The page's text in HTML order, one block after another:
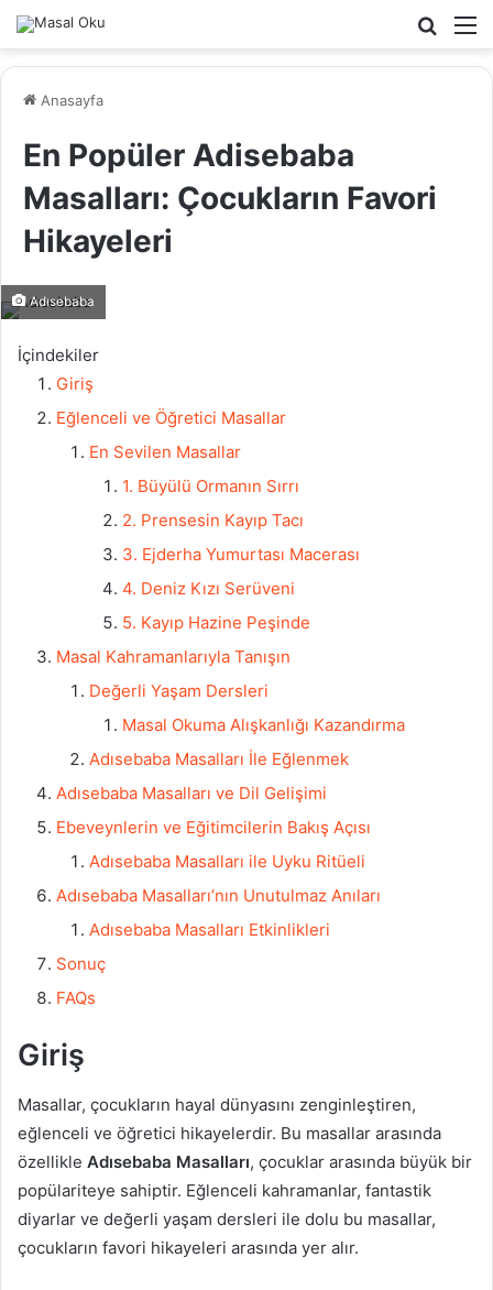
Arama
yap
Anasayfa
En Popüler Adisebaba
Masalları: Çocukların Favori
Hikayeleri
Adısebaba
İçindekiler
Giriş
Eğlenceli ve Öğretici Masallar
En Sevilen Masallar
1. Büyülü Ormanın Sırrı
2. Prensesin Kayıp Tacı
3. Ejderha Yumurtası Macerası
4. Deniz Kızı Serüveni
5. Kayıp Hazine Peşinde
Masal Kahramanlarıyla Tanışın
Değerli Yaşam Dersleri
Masal Okuma Alışkanlığı Kazandırma
Adısebaba Masalları İle Eğlenmek
Adısebaba Masalları ve Dil Gelişimi
Ebeveynlerin ve Eğitimcilerin Bakış Açısı
Adısebaba Masalları ile Uyku Ritüeli
Adısebaba Masalları’nın Unutulmaz Anıları
Adısebaba Masalları Etkinlikleri
Sonuç
FAQs
Giriş
Masallar, çocukların hayal dünyasını zenginleştiren,
eğlenceli ve öğretici hikayelerdir. Bu masallar arasında
özellikle Adısebaba Masalları, çocuklar arasında büyük bir
popülariteye sahiptir. Eğlenceli kahramanlar, fantastik
diyarlar ve değerli yaşam dersleri ile dolu bu masallar,
çocukların favori hikayeleri arasında yer alır.